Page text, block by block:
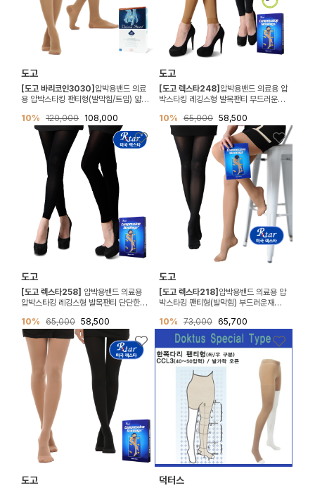
도고
[도고 바리코인3030] 압박용밴드 의료
용 압박스타킹 팬티형(발막힘/트임) 얇은
10% 120,000 108,000
도고
[도고 렉스타248] 압박용밴드 의료용 압
박스타킹 레깅스형 발목팬티 부드러운재
10% 65,000 58,500
도고
[도고 렉스타258] 압박용밴드 의료용
압박스타킹 레깅스형 발목팬티 단단한재
10% 65,000 58,500
도고
[도고 렉스타218] 압박용밴드 의료용 압
박스타킹 팬티형(발막힘) 부드러운재질
10% 73,000 65,700
도고 덕터스